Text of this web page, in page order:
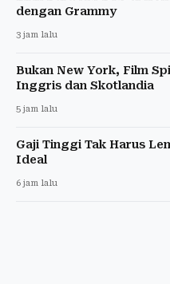
dengan Grammy
3 jam lalu
Bukan New York, Film
Inggris dan Skotlandia
5 jam lalu
Gaji Tinggi Tak Harus
Ideal
6 jam lalu